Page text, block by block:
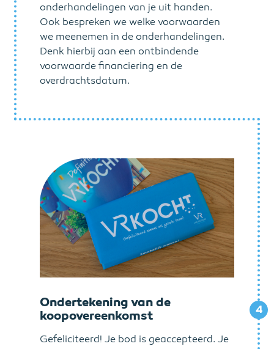
onderhandelingen van je uit handen.
Ook bespreken we welke voorwaarden
we meenemen in de onderhandelingen.
Denk hierbij aan een ontbindende
voorwaarde financiering en de
overdrachtsdatum.
4
Ondertekening van de
koopovereenkomst
Gefeliciteerd! Je bod is geaccepteerd. Je